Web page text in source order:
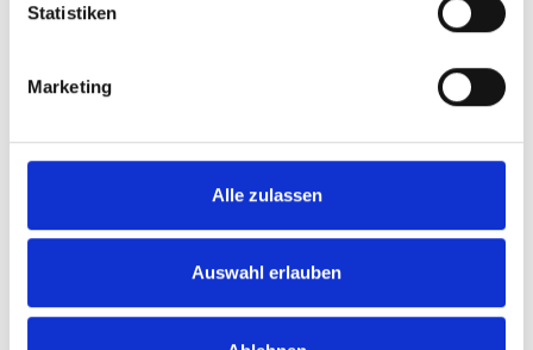
Statistiken
Marketing
Alle zulassen
Auswahl erlauben